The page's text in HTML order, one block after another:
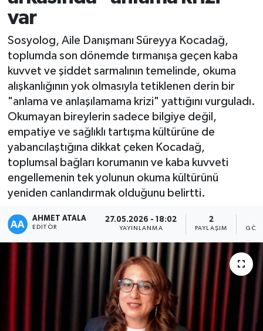
var
Sosyolog, Aile Danışmanı Süreyya Kocadağ,
toplumda son dönemde tırmanışa geçen kaba
kuvvet ve şiddet sarmalının temelinde, okuma
alışkanlığının yok olmasıyla tetiklenen derin bir
"anlama ve anlaşılamama krizi" yattığını vurguladı.
Okumayan bireylerin sadece bilgiye değil,
empatiye ve sağlıklı tartışma kültürüne de
yabancılaştığına dikkat çeken Kocadağ,
toplumsal bağları korumanın ve kaba kuvveti
engellemenin tek yolunun okuma kültürünü
yeniden canlandırmak olduğunu belirtti.
AHMET ATALA
EDITÖR
27.05.2026 - 18:02
YAYINLANMA
2
PAYLAŞIM